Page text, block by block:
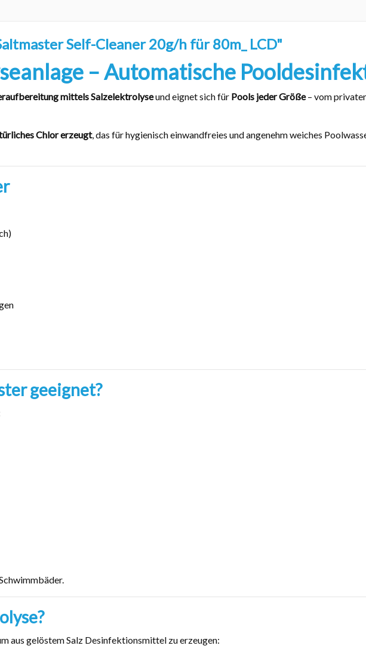
Self-Cleaner 20g/h für 80m_ LCD"
– Automatische
mittels Salzelektrolyseund eignet sich für Pools jeder Größe– vom
Chlor erzeugt, das für hygienisch einwandfreies und angenehm weiches
geeignet?
aus gelöstem Salz Desinfektionsmittel zu erzeugen: